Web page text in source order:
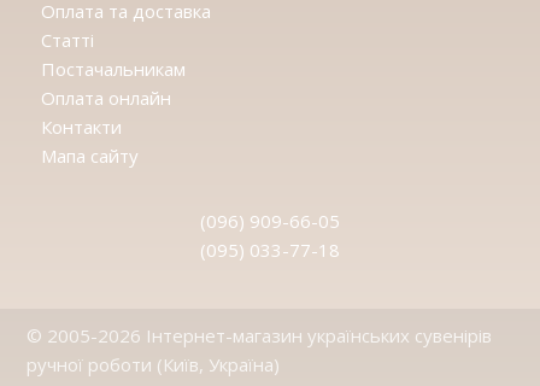
Оплата та доставка
Статтi
Постачальникам
Оплата онлайн
Контакти
Мапа сайту
(096) 909-66-05
(095) 033-77-18
© 2005-2026 Інтернет-магазин українських сувенірів
ручної роботи (Київ, Україна)